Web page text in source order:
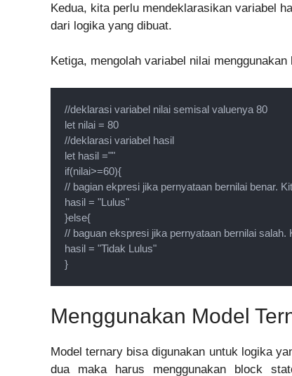
Kedua, kita perlu mendeklarasikan variabel
dari logika yang dibuat.
Ketiga, mengolah variabel nilai
//deklarasi variabel nilai semisal valuenya 80
let nilai = 80
//deklarasi variabel hasil
let hasil =""
if(nilai>=60){
// bagian ekpresi jika pernyataan bernilai benar.
hasil = "Lulus"
}else{
// baguan ekspresi jika pernyataan bernilai salah.
hasil = "Tidak Lulus"
}
Menggunakan Model
Model ternary bisa digunakan untuk logika
dua maka harus menggunakan block